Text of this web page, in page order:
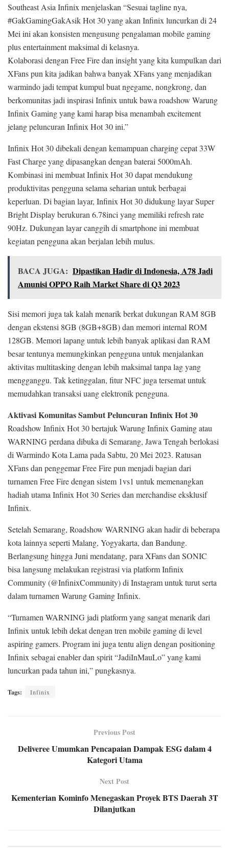
Southeast Asia Infinix menjelaskan “Sesuai tagline nya,
#GakGamingGakAsik Hot 30 yang akan Infinix luncurkan di 24
Mei ini akan konsisten mengusung pengalaman mobile gaming
plus entertainment maksimal di kelasnya.
Kolaborasi dengan Free Fire dan insight yang kita kumpulkan dari
XFans pun kita jadikan bahwa banyak XFans yang menjadikan
warmindo jadi tempat kumpul buat ngegame, nongkrong, dan
berkomunitas jadi inspirasi Infinix untuk bawa roadshow Warung
Infinix Gaming yang kami harap bisa menambah excitement
jelang peluncuran Infinix Hot 30 ini.”
Infinix Hot 30 dibekali dengan kemampuan charging cepat 33W
Fast Charge yang dipasangkan dengan baterai 5000mAh.
Kombinasi ini membuat Infinix Hot 30 dapat mendukung
produktivitas pengguna selama seharian untuk berbagai
keperluan. Di bagian layar, Infinix Hot 30 didukung layar Super
Bright Display berukuran 6.78inci yang memiliki refresh rate
90Hz. Dukungan layar canggih di smartphone ini membuat
kegiatan pengguna akan berjalan lebih mulus.
BACA JUGA: Dipastikan Hadir di Indonesia, A78 Jadi
Amunisi OPPO Raih Market Share di Q3 2023
Sisi memori juga tak kalah menarik berkat dukungan RAM 8GB
dengan ekstensi 8GB (8GB+8GB) dan memori internal ROM
128GB. Memori lapang untuk lebih banyak aplikasi dan RAM
besar tentunya memungkinkan pengguna untuk menjalankan
aktivitas multitasking dengan lebih maksimal tanpa lag yang
mengganggu. Tak ketinggalan, fitur NFC juga tersemat untuk
memudahkan transaksi uang elektronik pengguna.
Aktivasi Komunitas Sambut Peluncuran Infinix Hot 30
Roadshow Infinix Hot 30 bertajuk Warung Infinix Gaming atau
WARNING perdana dibuka di Semarang, Jawa Tengah berlokasi
di Warmindo Kota Lama pada Sabtu, 20 Mei 2023. Ratusan
XFans dan penggemar Free Fire pun menjadi bagian dari
turnamen Free Fire dengan sistem 1vs1 untuk memenangkan
hadiah utama Infinix Hot 30 Series dan merchandise eksklusif
Infinix.
Setelah Semarang, Roadshow WARNING akan hadir di beberapa
kota lainnya seperti Malang, Yogyakarta, dan Bandung.
Berlangsung hingga Juni mendatang, para XFans dan SONIC
bisa langsung melakukan registrasi via platform Infinix
Community (@InfinixCommunity) di Instagram untuk turut serta
dalam turnamen Warung Gaming Infinix.
“Turnamen WARNING jadi platform yang sangat menarik dari
Infinix untuk lebih dekat dengan tren mobile gaming di level
aspiring gamers. Program ini juga tentu align dengan positioning
Infinix sebagai enabler dan spirit “JadiInMauLo” yang kami
luncurkan pada tahun ini,” pungkasnya.
Tags: Infinix
Previous Post
Deliveree Umumkan Pencapaian Dampak ESG dalam 4
Kategori Utama
Next Post
Kementerian Kominfo Menegaskan Proyek BTS Daerah 3T
Dilanjutkan